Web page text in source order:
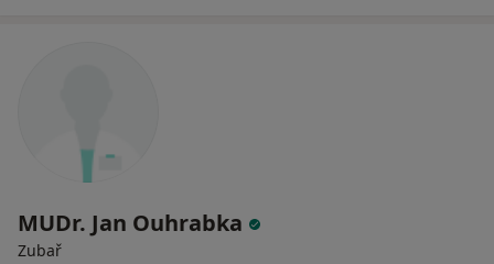
MUDr. Jan Ouhrabka
Zubař